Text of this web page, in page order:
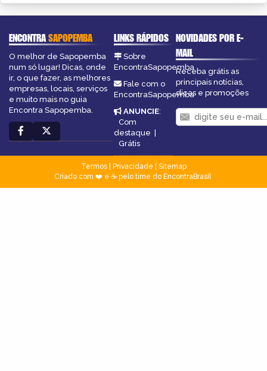
ENCONTRASAPOPEMBA
O melhor de Sapopemba
num só lugar! Dicas, onde
ir, o que fazer, as melhores
empresas, locais, serviços
e muito mais no guia
Encontra Sapopemba.
LINKS RÁPIDOS
Sobre
EncontraSapopemba
Fale com o
EncontraSapopemba
ANUNCIE:
Com
destaque |
Grátis
NOVIDADES POR E-
MAIL
Receba grátis as
principais notícias,
dicas e promoções
Termos| Privacidade
Sitemap
Criado com ❤️ e ☕ pelo time do EncontraBrasil